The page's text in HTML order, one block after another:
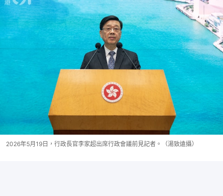
2026年5月19日，行政長官李家超出席行政會議前見記者。（湯致遠攝）